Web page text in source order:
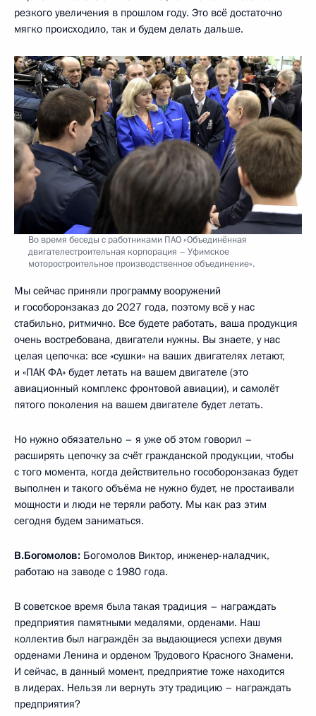
резкого увеличения в прошлом году. Это всё достаточно
мягко происходило, так и будем делать дальше.
Во время беседы с работниками ПАО «Объединённая
двигателестроительная корпорация – Уфимское
моторостроительное производственное объединение».
Мы сейчас приняли программу вооружений
и гособоронзаказ до 2027 года, поэтому всё у нас
стабильно, ритмично. Все будете работать, ваша продукция
очень востребована, двигатели нужны. Вы знаете, у нас
целая цепочка: все «сушки» на ваших двигателях летают,
и «ПАК ФА» будет летать на вашем двигателе (это
авиационный комплекс фронтовой авиации), и самолёт
пятого поколения на вашем двигателе будет летать.
Но нужно обязательно – я уже об этом говорил –
расширять цепочку за счёт гражданской продукции, чтобы
с того момента, когда действительно гособоронзаказ будет
выполнен и такого объёма не нужно будет, не простаивали
мощности и люди не теряли работу. Мы как раз этим
сегодня будем заниматься.
В.Богомолов: Богомолов Виктор, инженер-наладчик,
работаю на заводе с 1980 года.
В советское время была такая традиция – награждать
предприятия памятными медалями, орденами. Наш
коллектив был награждён за выдающиеся успехи двумя
орденами Ленина и орденом Трудового Красного Знамени.
И сейчас, в данный момент, предприятие тоже находится
в лидерах. Нельзя ли вернуть эту традицию – награждать
предприятия?